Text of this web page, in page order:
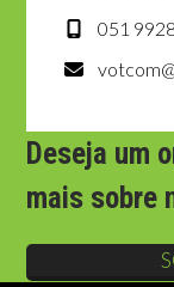
051
Deseja um
mais sobre